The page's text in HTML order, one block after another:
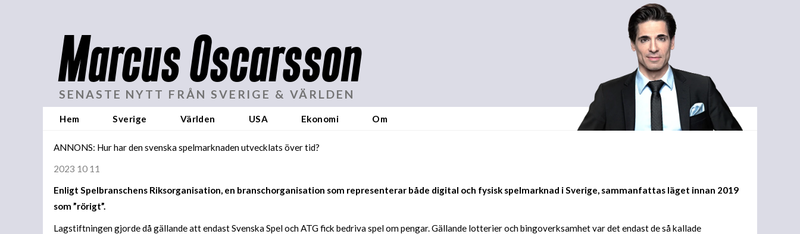
Marcus Oscarsson
SENASTE NYTT FRÅN SVERIGE & VÄRLDEN
Hem Sverige Världen USA Ekonomi Om
ANNONS: Hur har den svenska spelmarknaden utvecklats över tid?
2023 10 11
Enligt Spelbranschens Riksorganisation, en branschorganisation som representerar både digital och fysisk spelmarknad i Sverige, sammanfattas läget innan 2019
som ”rörigt”.
Lagstiftningen gjorde då gällande att endast Svenska Spel och ATG fick bedriva spel om pengar. Gällande lotterier och bingoverksamhet var det endast de så kallade